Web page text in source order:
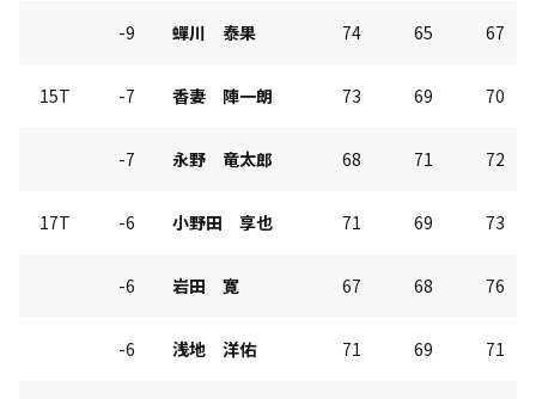
-9 蟬川 泰果 74 65 67
15T -7 香妻 陣一朗 73 69 70
-7 永野 竜太郎 68 71 72
17T -6 小野田 享也 71 69 73
-6 岩田 寛 67 68 76
-6 浅地 洋佑 71 69 71